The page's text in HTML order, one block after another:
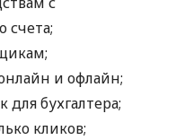
счета;
и офлайн;
бухгалтера;
кликов;